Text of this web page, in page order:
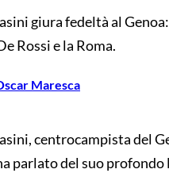
giura fedeltà al
Rossi e la Roma.
Maresca
centrocampista del
parlato del suo